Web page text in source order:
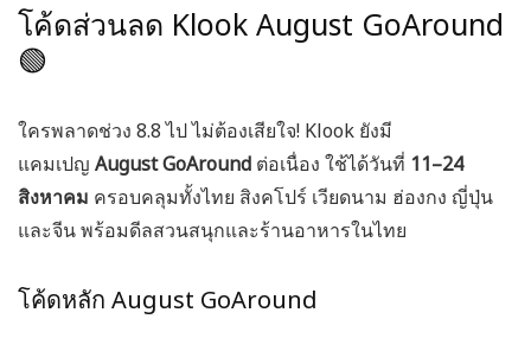
โค้ดส่วนลด Klook August GoAround
🟢
ใครพลาดช่วง 8.8 ไป ไม่ต้องเสียใจ! Klook ยังมี
แคมเปญ August GoAround ต่อเนื่อง ใช้ได้วันที่ 11–24
สิงหาคม ครอบคลุมทั้งไทย สิงคโปร์ เวียดนาม ฮ่องกง ญี่ปุ่น
และจีน พร้อมดีลสวนสนุกและร้านอาหารในไทย
โค้ดหลัก August GoAround